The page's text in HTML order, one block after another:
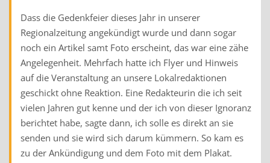
Dass die Gedenkfeier dieses Jahr in unserer
Regionalzeitung angekündigt wurde und dann sogar
noch ein Artikel samt Foto erscheint, das war eine zähe
Angelegenheit. Mehrfach hatte ich Flyer und Hinweis
auf die Veranstaltung an unsere Lokalredaktionen
geschickt ohne Reaktion. Eine Redakteurin die ich seit
vielen Jahren gut kenne und der ich von dieser Ignoranz
berichtet habe, sagte dann, ich solle es direkt an sie
senden und sie wird sich darum kümmern. So kam es
zu der Ankündigung und dem Foto mit dem Plakat.